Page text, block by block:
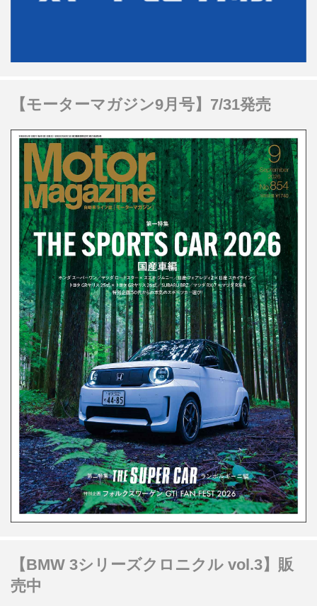
【モーターマガジン9月号】7/31発売
【BMW 3シリーズクロニクル vol.3】販
売中